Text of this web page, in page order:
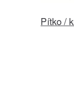
Pítko /